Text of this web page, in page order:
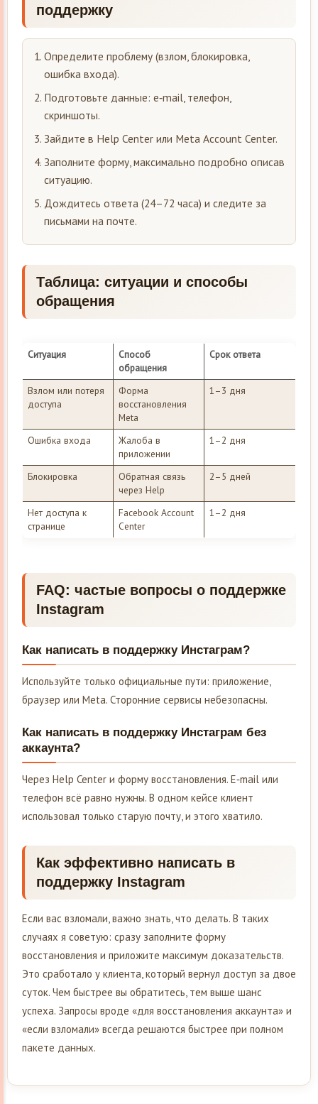
поддержку
Определите проблему (взлом, блокировка,
ошибка входа).
Подготовьте данные: e‑mail, телефон,
скриншоты.
Зайдите в Help Center или Meta Account Center.
Заполните форму, максимально подробно описав
ситуацию.
Дождитесь ответа (24–72 часа) и следите за
письмами на почте.
Таблица: ситуации и способы
обращения
Ситуация
Способ
обращения
Срок ответа
Взлом или потеря
доступа
Форма
восстановления
Meta
1–3 дня
Ошибка входа
Жалоба в
приложении
1–2 дня
Блокировка
Обратная связь
через Help
2–5 дней
Нет доступа к
странице
Facebook Account
Center
1–2 дня
FAQ: частые вопросы о поддержке
Instagram
Как написать в поддержку Инстаграм?
Используйте только официальные пути: приложение,
браузер или Meta. Сторонние сервисы небезопасны.
Как написать в поддержку Инстаграм без
аккаунта?
Через Help Center и форму восстановления. E‑mail или
телефон всё равно нужны. В одном кейсе клиент
использовал только старую почту, и этого хватило.
Как эффективно написать в
поддержку Instagram
Если вас взломали, важно знать, что делать. В таких
случаях я советую: сразу заполните форму
восстановления и приложите максимум доказательств.
Это сработало у клиента, который вернул доступ за двое
суток. Чем быстрее вы обратитесь, тем выше шанс
успеха. Запросы вроде «для восстановления аккаунта» и
«если взломали» всегда решаются быстрее при полном
пакете данных.